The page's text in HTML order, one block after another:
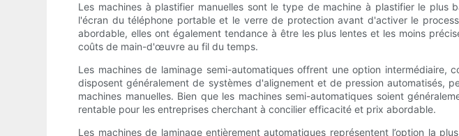
Les machines à plastifier manuelles sont le type de machine à plastifier le plus
l'écran du téléphone portable et le verre de protection avant d'activer le
abordable, elles ont également tendance à être les plus lentes et les moins
coûts de main-d'œuvre au fil du temps.
Les machines de laminage semi-automatiques offrent une option intermédiaire,
disposent généralement de systèmes d'alignement et de pression
machines manuelles. Bien que les machines semi-automatiques soient
rentable pour les entreprises cherchant à concilier efficacité et prix abordable.
Les machines de laminage entièrement automatiques représentent l’option la